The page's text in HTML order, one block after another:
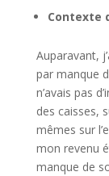
Contexte
Auparavant,
par manque
n’avais pas
des caisses,
mêmes sur
mon revenu
manque de